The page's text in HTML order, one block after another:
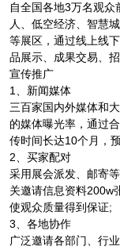
自全国各地3万名观
人、低空经济、智慧
等展区，通过线上线
品展示、成果交易、
宣传推广
1、新闻媒体
三百家国内外媒体和
的媒体曝光率，通过
传时间长达10个月，
2、买家配对
采用展会派发、邮寄
关邀请信息资料200w
使观众质量得到保证;
3、各地协作
广泛邀请各部门、行